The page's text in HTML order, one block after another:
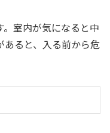
室内が気になると中
ると、入る前から危